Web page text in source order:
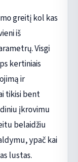
greitį kol kas
iš
Visgi
kertiniais
ir
tikisi bent
įkrovimu
belaidžiu
ypač kai
lustas.